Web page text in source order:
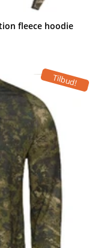
fleece hoodie
Tilbud!